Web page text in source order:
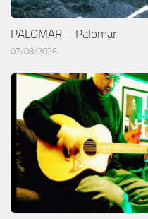
PALOMAR – Palomar
07/08/2026